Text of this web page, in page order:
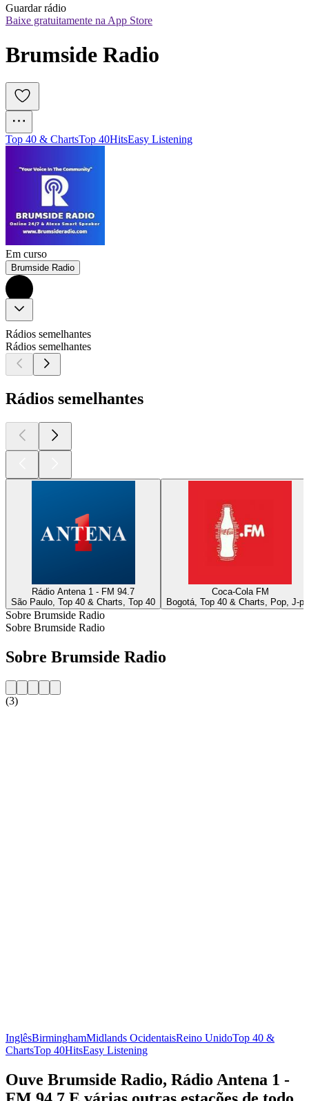
Guardar rádio
Baixe gratuitamente na App Store
Brumside Radio
Top 40 & ChartsTop 40HitsEasy Listening
Em curso
Brumside Radio
Rádios semelhantes
Rádios semelhantes
Rádios semelhantes
Rádio Antena 1 - FM 94.7
São Paulo, Top 40 & Charts, Top 40
Coca-Cola FM
Bogotá, Top 40 & Charts, Pop, J-
Sobre Brumside Radio
Sobre Brumside Radio
Sobre Brumside Radio
(3)
InglêsBirminghamMidlands OcidentaisReino UnidoTop 40 &
ChartsTop 40HitsEasy Listening
Ouve Brumside Radio, Rádio Antena 1 -